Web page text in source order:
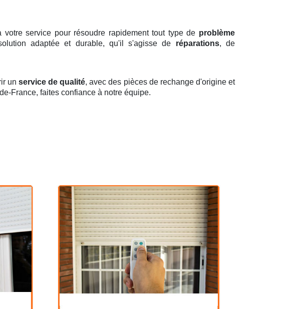
service pour résoudre rapidement tout type de problème
adaptée et durable, qu'il s'agisse de réparations, de
un service de qualité, avec des pièces de rechange d'origine et
France, faites confiance à notre équipe.